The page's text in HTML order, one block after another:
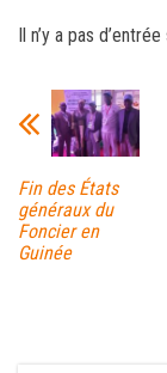
bo
ok
tt
er
Il n’y a pas
Fin des États
généraux du
Foncier en
Guinée